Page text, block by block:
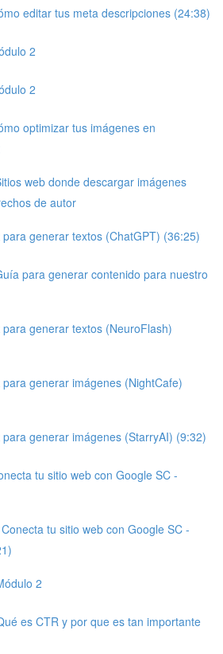
editar tus meta descripciones (24:38)
2
2
optimizar tus imágenes en
web donde descargar imágenes
de autor
para generar textos (ChatGPT) (36:25)
para generar contenido para nuestro
para generar textos (NeuroFlash)
para generar imágenes (NightCafe)
para generar imágenes (StarryAI) (9:32)
tu sitio web con Google SC -
tu sitio web con Google SC -
2
es CTR y por que es tan importante